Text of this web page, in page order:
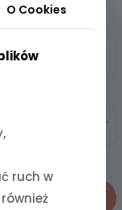
O Cookies
ruch w